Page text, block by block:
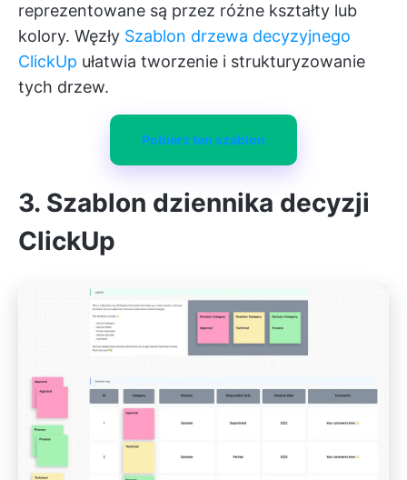
reprezentowane są przez różne kształty lub
kolory. Węzły Szablon drzewa decyzyjnego
ClickUp ułatwia tworzenie i strukturyzowanie
tych drzew.
Pobierz ten szablon
3. Szablon dziennika decyzji
ClickUp